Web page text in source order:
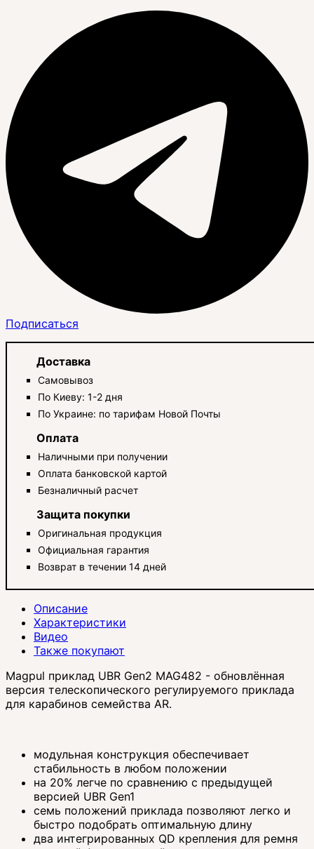
Подписаться
Доставка
Самовывоз
По Киеву: 1-2 дня
По Украине: по тарифам Новой Почты
Оплата
Наличными при получении
Оплата банковской картой
Безналичный расчет
Защита покупки
Оригинальная продукция
Официальная гарантия
Возврат в течении 14 дней
Описание
Характеристики
Видео
Также покупают
Magpul приклад UBR Gen2 MAG482 - обновлённая
версия телескопического регулируемого приклада
для карабинов семейства AR.
модульная конструкция обеспечивает
стабильность в любом положении
на 20% легче по сравнению с предыдущей
версией UBR Gen1
семь положений приклада позволяют легко и
быстро подобрать оптимальную длину
два интегрированных QD крепления для ремня